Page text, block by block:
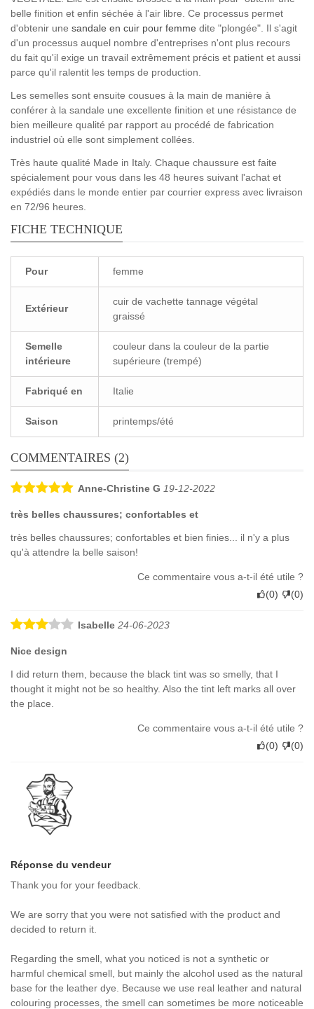
belle finition et enfin séchée à l'air libre. Ce processus permet
d'obtenir une sandale en cuir pour femme dite "plongée". Il s'agit
d'un processus auquel nombre d'entreprises n'ont plus recours
du fait qu'il exige un travail extrêmement précis et patient et aussi
parce qu'il ralentit les temps de production.
Les semelles sont ensuite cousues à la main de manière à
conférer à la sandale une excellente finition et une résistance de
bien meilleure qualité par rapport au procédé de fabrication
industriel où elle sont simplement collées.
Très haute qualité Made in Italy. Chaque chaussure est faite
spécialement pour vous dans les 48 heures suivant l'achat et
expédiés dans le monde entier par courrier express avec livraison
en 72/96 heures.
FICHE TECHNIQUE
Pour femme
Extérieur
cuir de vachette tannage végétal
graissé
Semelle
intérieure
couleur dans la couleur de la partie
supérieure (trempé)
Fabriqué en Italie
Saison printemps/été
COMMENTAIRES (2)
Anne-Christine G 19-12-2022
très belles chaussures; confortables et
très belles chaussures; confortables et bien finies... il n'y a plus
qu'à attendre la belle saison!
Ce commentaire vous a-t-il été utile ?
(0) (0)
Isabelle 24-06-2023
Nice design
I did return them, because the black tint was so smelly, that I
thought it might not be so healthy. Also the tint left marks all over
the place.
Ce commentaire vous a-t-il été utile ?
(0) (0)
Réponse du vendeur
Thank you for your feedback.
We are sorry that you were not satisfied with the product and
decided to return it.
Regarding the smell, what you noticed is not a synthetic or
harmful chemical smell, but mainly the alcohol used as the natural
base for the leather dye. Because we use real leather and natural
colouring processes, the smell can sometimes be more noticeable